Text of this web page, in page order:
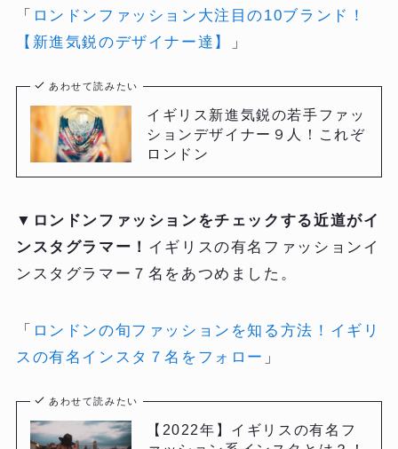
「 ロンドンファッション大注目の10ブランド！
【新進気鋭のデザイナー達】
」
あわせて読みたい
イギリス新進気鋭の若手ファッ
ションデザイナー９人！これぞ
ロンドン
▼ ロンドンファッションをチェックする近道がイ
ンスタグラマー！ イギリスの有名ファッションイ
ンスタグラマー７名をあつめました。
「 ロンドンの旬ファッションを知る方法！イギリ
スの有名インスタ７名をフォロー 」
あわせて読みたい
【2022年】イギリスの有名フ